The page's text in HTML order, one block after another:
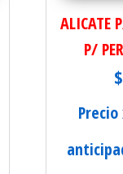
ALICATE
P/
$